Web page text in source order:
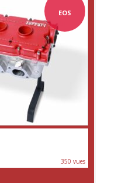
EOS
350 vues